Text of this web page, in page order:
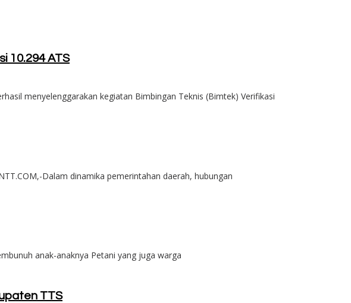
10.294 ATS
menyelenggarakan kegiatan Bimbingan Teknis (Bimtek) Verifikasi
Dalam dinamika pemerintahan daerah, hubungan
anak-anaknya Petani yang juga warga
TTS